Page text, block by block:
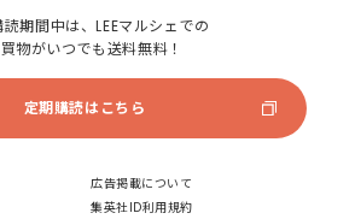
読期間中は、LEEマルシェでの
物がいつでも送料無料！
定期購読はこちら
広告掲載について
集英社ID利用規約